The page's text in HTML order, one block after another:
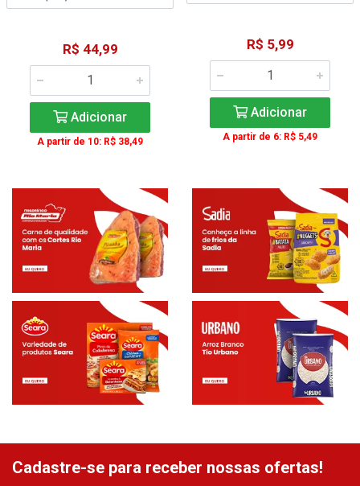
R$ 44,99
Adicionar
A partir de 10: R$ 38,49
R$ 5,99
Adicionar
A partir de 6: R$ 5,49
Cadastre-se para receber nossas ofertas!